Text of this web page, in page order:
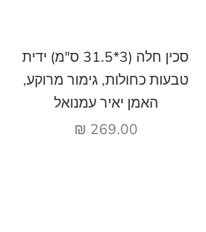
הוסף לעגלה
סכין חלה (3*31.5 ס"מ) ידית
טבעות כחולות, גימור מרוקע,
האמן יאיר עמנואל
מחיר מבצע
269.00 ₪